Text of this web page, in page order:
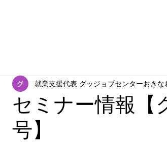
セミナー情報【
号】
就業支援代表 グッジョブセンターおきな